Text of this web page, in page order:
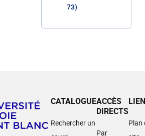
73)
CATALOGUE
Rechercher un
ACCÈS
DIRECTS
Par
Plan